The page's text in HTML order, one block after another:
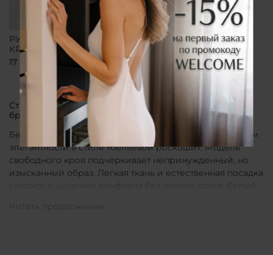
РУБАШКА СВОБОДНОГО
КРОЯ БЕЛАЯ
17 800 ₽
Стильные рубашки в актуальном белом цвете от
бренда CLÓ
Белые рубашки от бренда CLÓ являются воплощением
элегантности в стиле «бельевой роскоши». Модель
свободного кроя подчеркивает непринужденный, но
изысканный образ. Легкая ткань и естественная посадка
создают ощущение комфорта без потери стиля. Белый